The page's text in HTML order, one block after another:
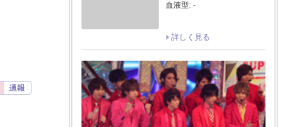
血液型: -
詳しく見る